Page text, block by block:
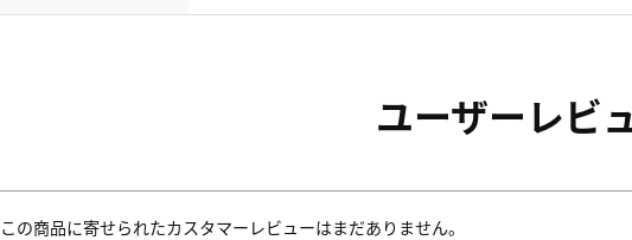
ユーザーレビ
この商品に寄せられたカスタマーレビューはまだありません。